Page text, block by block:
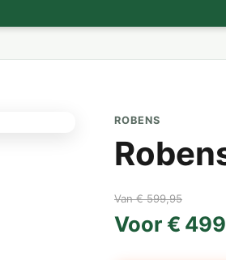
ROBENS
Van € 599,95
Voor €